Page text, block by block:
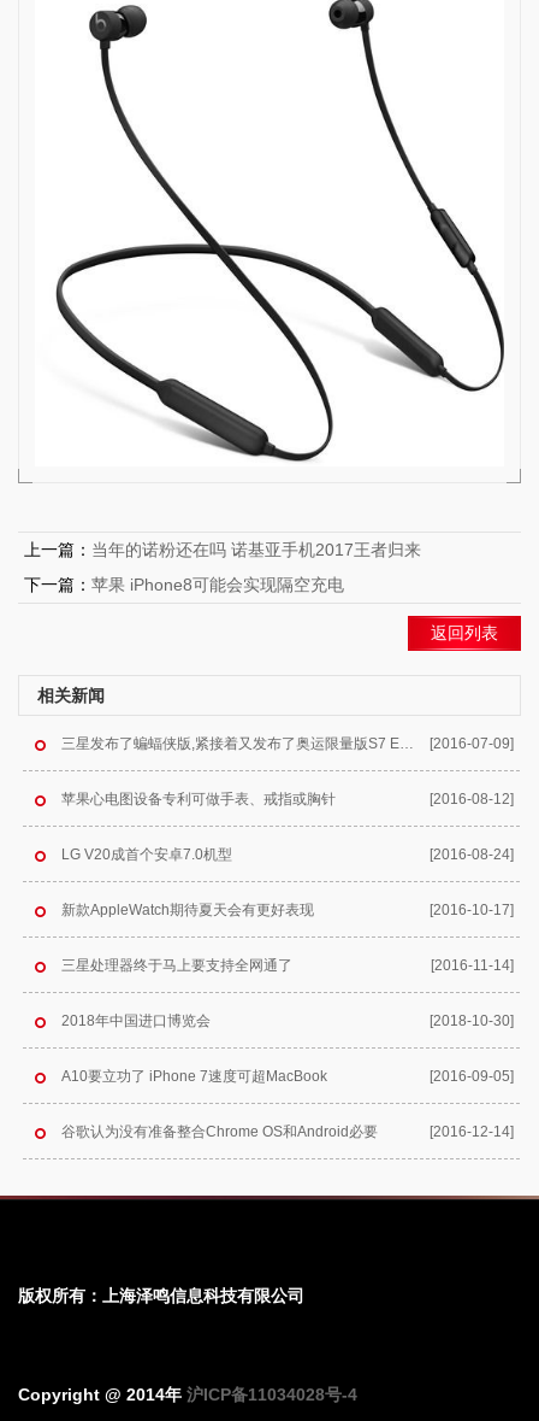
上一篇： 当年的诺粉还在吗 诺基亚手机2017王者归来
下一篇： 苹果 iPhone8可能会实现隔空充电
返回列表
相关新闻
[2016-07-09]
苹果心电图设备专利可做手表、戒指或胸针 [2016-08-12]
LG V20成首个安卓7.0机型 [2016-08-24]
新款AppleWatch期待夏天会有更好表现 [2016-10-17]
三星处理器终于马上要支持全网通了 [2016-11-14]
2018年中国进口博览会 [2018-10-30]
A10要立功了 iPhone 7速度可超MacBook [2016-09-05]
谷歌认为没有准备整合Chrome OS和Android必要 [2016-12-14]
版权所有：上海泽鸣信息科技有限公司
Copyright @ 2014年 沪ICP备11034028号-4